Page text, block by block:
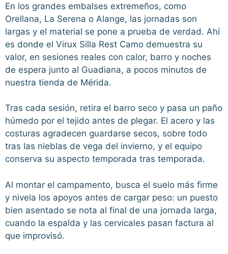
En los grandes embalses extremeños, como
Orellana, La Serena o Alange, las jornadas son
largas y el material se pone a prueba de verdad. Ahí
es donde el Virux Silla Rest Camo demuestra su
valor, en sesiones reales con calor, barro y noches
de espera junto al Guadiana, a pocos minutos de
nuestra tienda de Mérida.
Tras cada sesión, retira el barro seco y pasa un paño
húmedo por el tejido antes de plegar. El acero y las
costuras agradecen guardarse secos, sobre todo
tras las nieblas de vega del invierno, y el equipo
conserva su aspecto temporada tras temporada.
Al montar el campamento, busca el suelo más firme
y nivela los apoyos antes de cargar peso: un puesto
bien asentado se nota al final de una jornada larga,
cuando la espalda y las cervicales pasan factura al
que improvisó.